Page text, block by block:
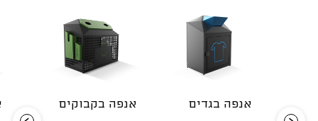
אנפה בגדים אנפה בקבוקים